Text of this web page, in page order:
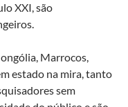
XXI, são
Marrocos,
estado na mira, tanto
sem